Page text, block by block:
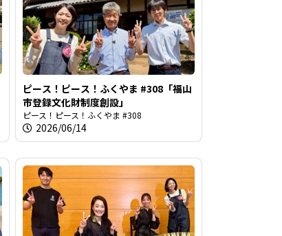
ピース！ピース！ふくやま #308「福山
市登録文化財制度創設」
ピース！ピース！ふくやま #308
2026/06/14